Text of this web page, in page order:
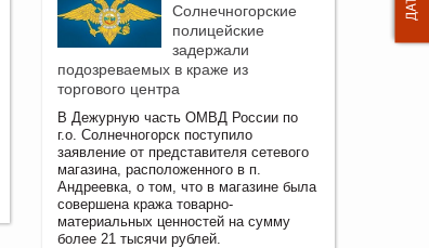
Солнечногорские
полицейские
задержали
подозреваемых в краже из
торгового центра
В Дежурную часть ОМВД России по
г.о. Солнечногорск поступило
заявление от представителя сетевого
магазина, расположенного в п.
Андреевка, о том, что в магазине была
совершена кража товарно-
материальных ценностей на сумму
более 21 тысячи рублей.